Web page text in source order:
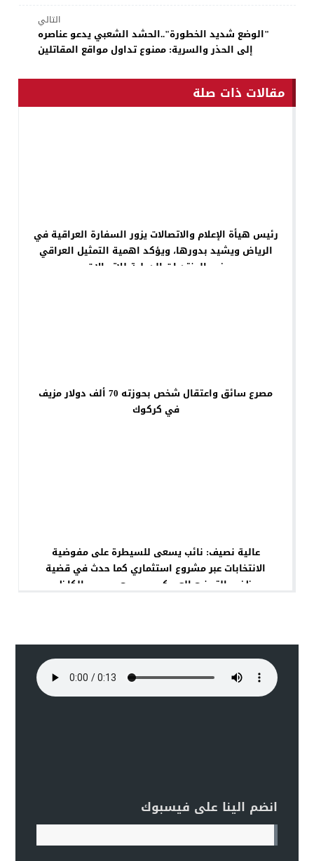
التالي
"الوضع شديد الخطورة"..الحشد الشعبي يدعو عناصره
إلى الحذر والسرية: ممنوع تداول مواقع المقاتلين
مقالات ذات صلة
رئيس هيأة الإعلام والاتصالات يزور السفارة العراقية في
الرياض ويشيد بدورها، ويؤكد اهمية التمثيل العراقي
في المنتديات الدولية للاتصالات
مصرع سائق واعتقال شخص بحوزته 70 ألف دولار مزيف
في كركوك
عالية نصيف: نائب يسعى للسيطرة على مفوضية
الانتخابات عبر مشروع استثماري كما حدث في قضية
موظفي التصنيع العسكري ومجمع موسى الكاظم
انضم الينا على فيسبوك